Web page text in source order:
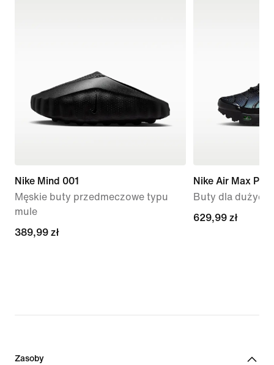
Nike Mind 001
Męskie buty przedmeczowe typu
mule
389,99 zł
389,99 zł
Nike Air Max Plus
Buty dla dużych
629,99 zł
629,99 zł
Zasoby